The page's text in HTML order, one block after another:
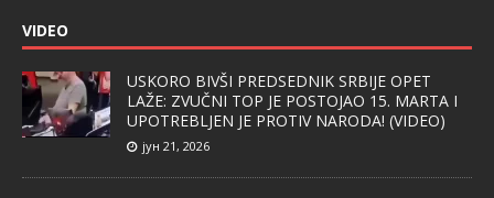
VIDEO
USKORO BIVŠI PREDSEDNIK SRBIJE OPET
LAŽE: ZVUČNI TOP JE POSTOJAO 15. MARTA I
UPOTREBLJEN JE PROTIV NARODA! (VIDEO)
јун 21, 2026